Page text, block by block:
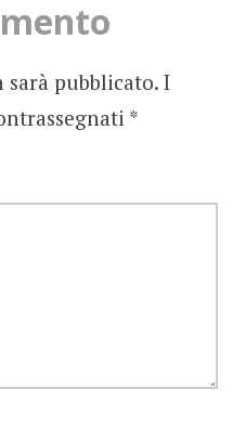
pubblicato. I
*